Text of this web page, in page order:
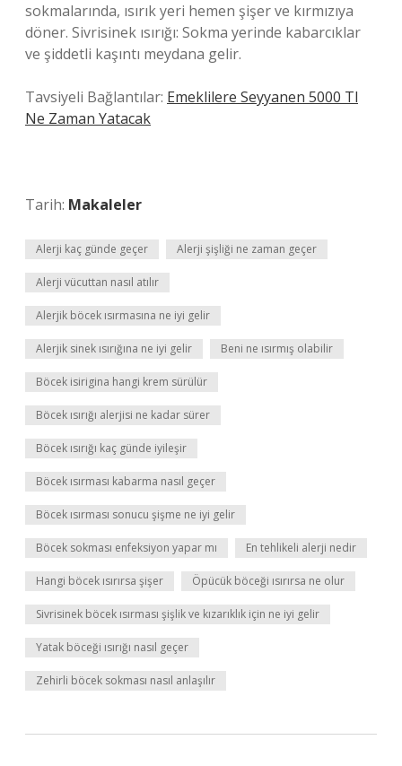
sokmalarında, ısırık yeri hemen şişer ve kırmızıya
döner. Sivrisinek ısırığı: Sokma yerinde kabarcıklar
ve şiddetli kaşıntı meydana gelir.
Tavsiyeli Bağlantılar: Emeklilere Seyyanen 5000 Tl
Ne Zaman Yatacak
Tarih: Makaleler
Alerji kaç günde geçer Alerji şişliği ne zaman geçer
Alerji vücuttan nasıl atılır
Alerjik böcek ısırmasına ne iyi gelir
Alerjik sinek ısırığına ne iyi gelir Beni ne ısırmış olabilir
Böcek isirigina hangi krem sürülür
Böcek ısırığı alerjisi ne kadar sürer
Böcek ısırığı kaç günde iyileşir
Böcek ısırması kabarma nasıl geçer
Böcek ısırması sonucu şişme ne iyi gelir
Böcek sokması enfeksiyon yapar mı En tehlikeli alerji nedir
Hangi böcek ısırırsa şişer Öpücük böceği ısırırsa ne olur
Sivrisinek böcek ısırması şişlik ve kızarıklık için ne iyi gelir
Yatak böceği ısırığı nasıl geçer
Zehirli böcek sokması nasıl anlaşılır